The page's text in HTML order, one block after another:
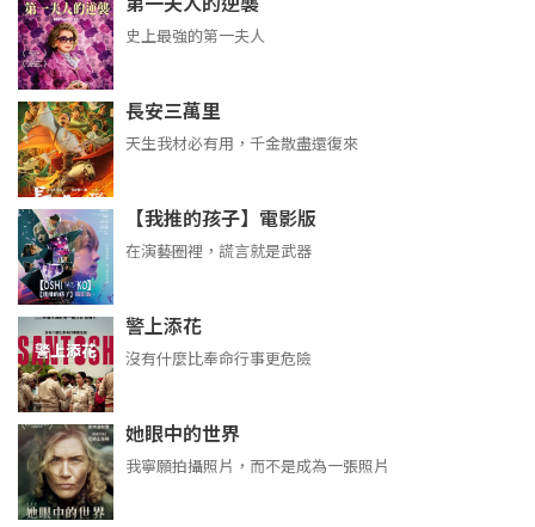
史上最強的第一夫人
長安三萬里
天生我材必有用，千金散盡還復來
【我推的孩子】電影版
在演藝圈裡，謊言就是武器
警上添花
沒有什麼比奉命行事更危險
她眼中的世界
我寧願拍攝照片，而不是成為一張照片